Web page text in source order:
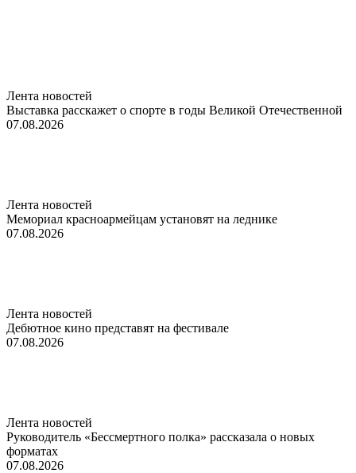
Лента новостей
Выставка расскажет о спорте в годы Великой Отечественной
07.08.2026
Лента новостей
Мемориал красноармейцам установят на леднике
07.08.2026
Лента новостей
Дебютное кино представят на фестивале
07.08.2026
Лента новостей
Руководитель «Бессмертного полка» рассказала о новых
форматах
07.08.2026